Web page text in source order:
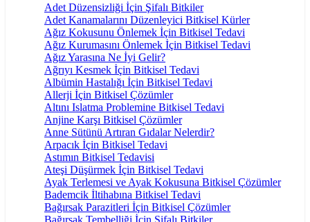
Adet Düzensizliği İçin Şifalı Bitkiler
Adet Kanamalarını Düzenleyici Bitkisel Kürler
Ağız Kokusunu Önlemek İçin Bitkisel Tedavi
Ağız Kurumasını Önlemek İçin Bitkisel Tedavi
Ağız Yarasına Ne İyi Gelir?
Ağrıyı Kesmek İçin Bitkisel Tedavi
Albümin Hastalığı İçin Bitkisel Tedavi
Allerji İçin Bitkisel Çözümler
Altını Islatma Problemine Bitkisel Tedavi
Anjine Karşı Bitkisel Çözümler
Anne Sütünü Artıran Gıdalar Nelerdir?
Arpacık İçin Bitkisel Tedavi
Astımın Bitkisel Tedavisi
Ateşi Düşürmek İçin Bitkisel Tedavi
Ayak Terlemesi ve Ayak Kokusuna Bitkisel Çözümler
Bademcik İltihabına Bitkisel Tedavi
Bağırsak Parazitleri İçin Bitkisel Çözümler
Bağırsak Tembelliği İçin Şifalı Bitkiler